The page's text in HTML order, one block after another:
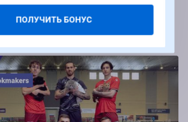
ПОЛУЧИТЬ БОНУС